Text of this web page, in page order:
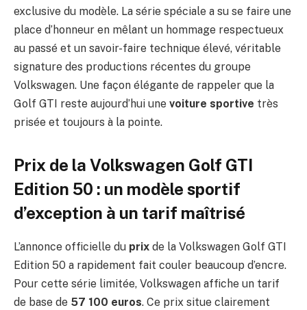
exclusive du modèle. La série spéciale a su se faire une
place d’honneur en mêlant un hommage respectueux
au passé et un savoir-faire technique élevé, véritable
signature des productions récentes du groupe
Volkswagen. Une façon élégante de rappeler que la
Golf GTI reste aujourd’hui une voiture sportive très
prisée et toujours à la pointe.
Prix de la Volkswagen Golf GTI
Edition 50 : un modèle sportif
d’exception à un tarif maîtrisé
L’annonce officielle du prix de la Volkswagen Golf GTI
Edition 50 a rapidement fait couler beaucoup d’encre.
Pour cette série limitée, Volkswagen affiche un tarif
de base de 57 100 euros. Ce prix situe clairement